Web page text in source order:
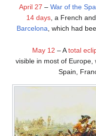
April 27 – War of the
14 days, a French
Barcelona , which had
May 12 – Atotal
visible in most of
Spain,